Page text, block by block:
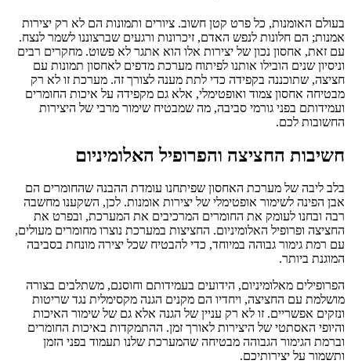
בעולם האומנות, כל פרט קטן חשוב. ציורים ותמונות הם לא רק יצירות
אמנות; הם חלונות לנפש האדם, זיכרונות ורגעים שברצוננו לשמר לנצח.
עם זאת, אחסון נכון של יצירות אלו הוא אתגר לא פשוט. מחקרים רבים
וניסיון שנים הובילו אותנו לפיתוח מערכת מדפים לאחסון תמונות עם
חציצה, שתוכננה בקפידה כדי לתת מענה לצורך זה. מערכת זו לא רק
מבטיחה אחסון צמוד ואופטימלי, אלא גם מקפידה על איכות החומרים
ועמידותם בפני גורמי סביבה, מה שמבטיח שימור מרבי של היצירות
החשובות לכם.
חשיבות החציצה והפרופיל האלומיניום
בלב ליבה של מערכת האחסון שפיתחנו עומדת ההבנה שהחומרים הם
אבן הפינה לשימור אופטימלי של יצירות אומנות. לכן, השקענו מחשבה
רבה ובחנו לעומק את החומרים המרכיבים את המערכת, ובפרט את
החציצה ופרופיל האלומיניום. החציצות במערכת נוצרו מחומרים מעולים,
עם רמת גימור גבוהה במיוחד, כדי להבטיח שכל יצירה מונחת בסביבה
המוגנת ביותר.
הפרופילים מאלומיניום, הידועים בעמידותם וחוסנם, משתלבים בצורה
מושלמת עם החציצה, ויחדיו הם מקנים הגנה מקסימלית נגד שריטות
ונזקים אפשריים. זו לא רק עניין של הגנה אלא גם של שימור האיכות
והיופי האסתטי של היצירות לאורך זמן. ההתמקדות באיכות החומרים
וברמת הגימור הגבוהה מבטיחה שהמערכת שלנו תעמוד בפני הזמן
ותשמור על יצירותיכם.